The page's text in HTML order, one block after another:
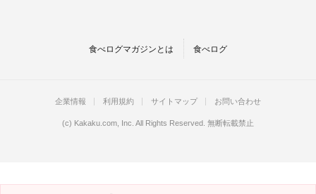
食べログマガジンとは 食べログ
企業情報 利用規約 サイトマップ お問い合わせ
(c) Kakaku.com, Inc. All Rights Reserved. 無断転載禁止